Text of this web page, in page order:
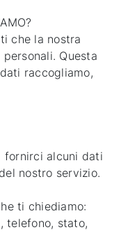
che la nostra
Questa
raccogliamo,
fornirci alcuni dati
nostro servizio.
ti chiediamo:
telefono, stato,